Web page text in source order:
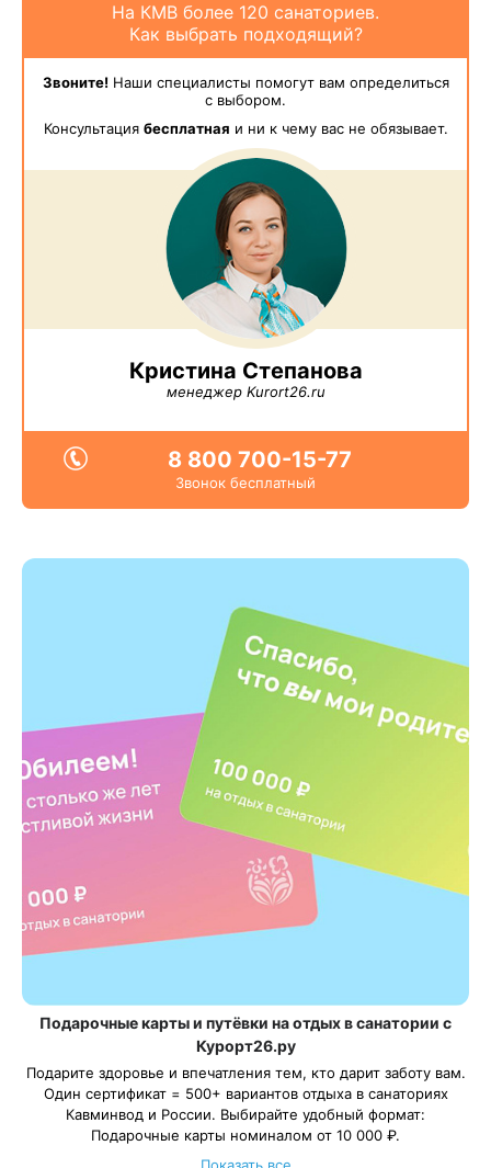
На КМВ более 120 санаториев.
Как выбрать подходящий?
Звоните!Наши специалисты помогут вам определиться
с выбором.
Консультация бесплатная и ни к чему вас не обязывает.
Кристина Степанова
менеджер Kurort26.ru
8 800 700-15-77
Звонок бесплатный
Подарочные карты и путёвки на отдых в санатории с
Курорт26.ру
Подарите здоровье и впечатления тем, кто дарит заботу вам.
Один сертификат = 500+ вариантов отдыха в санаториях
Кавминвод и России. Выбирайте удобный формат:
Подарочные карты номиналом от 10 000 ₽.
Подарочные путёвки в санаторий на выбранные даты.